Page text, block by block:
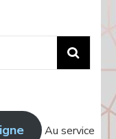
Au service